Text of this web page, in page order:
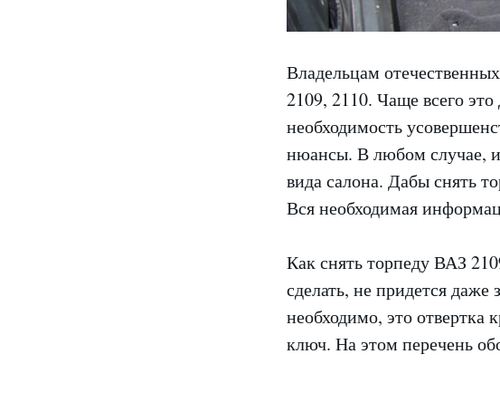
Владельцам
2109, 2110. Чаще всего это
необходимость
нюансы. В любом случае,
вида салона. Дабы снять
Вся необходимая
Как снять торпеду ВАЗ
сделать, не придется
необходимо, это отвертка
ключ. На этом перечень